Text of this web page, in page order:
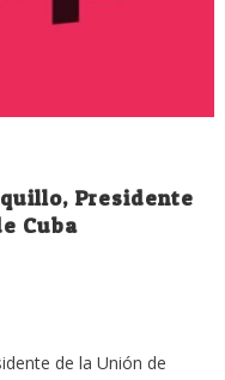
Presidente
Cuba
de la Unión de